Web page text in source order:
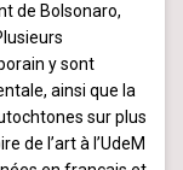
de Bolsonaro,
y sont
ainsi que la
sur plus
de l’art à l’UdeM